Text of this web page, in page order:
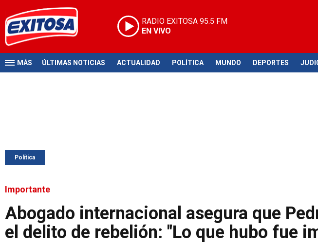
RADIO EXITOSA 95.5 FM
EN VIVO
MÁS ÚLTIMAS NOTICIAS ACTUALIDAD POLÍTICA MUNDO DEPORTES
Política
Importante
Abogado internacional asegura que
el delito de rebelión: "Lo que hubo fue